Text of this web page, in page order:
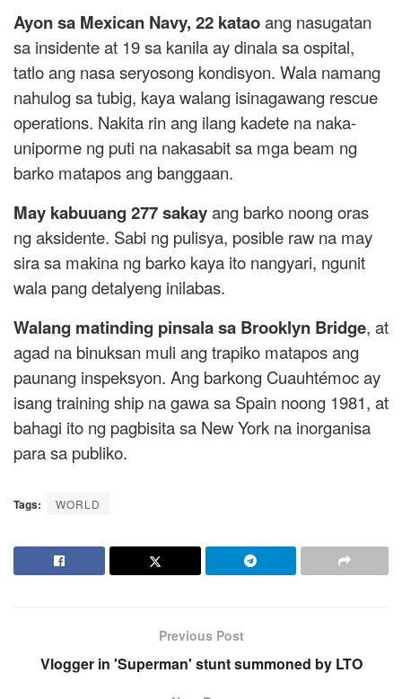
Ayon sa Mexican Navy, 22 kataoang nasugatan
sa insidente at 19 sa kanila ay dinala sa ospital,
tatlo ang nasa seryosong kondisyon. Wala namang
nahulog sa tubig, kaya walang isinagawang rescue
operations. Nakita rin ang ilang kadete na naka-
uniporme ng puti na nakasabit sa mga beam ng
barko matapos ang banggaan.
May kabuuang 277 sakayang barko noong oras
ng aksidente. Sabi ng pulisya, posible raw na may
sira sa makina ng barko kaya ito nangyari, ngunit
wala pang detalyeng inilabas.
Walang matinding pinsala sa Brooklyn Bridge, at
agad na binuksan muli ang trapiko matapos ang
paunang inspeksyon. Ang barkong Cuauhtémoc ay
isang training ship na gawa sa Spain noong 1981, at
bahagi ito ng pagbisita sa New York na inorganisa
para sa publiko.
Tags: WORLD
Previous Post
Vlogger in 'Superman' stunt summoned by LTO